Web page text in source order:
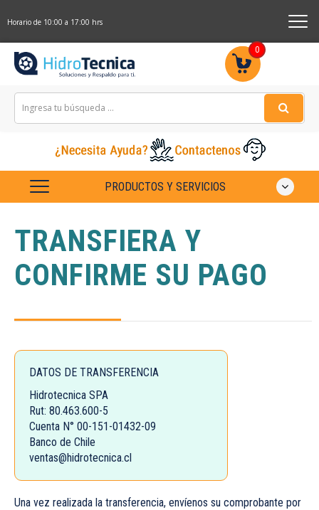
Horario de 10:00 a 17:00 hrs
0
PRODUCTOS Y SERVICIOS
TRANSFIERA Y
CONFIRME SU PAGO
DATOS DE TRANSFERENCIA
Hidrotecnica SPA
Rut: 80.463.600-5
Cuenta N° 00-151-01432-09
Banco de Chile
ventas@hidrotecnica.cl
Una vez realizada la transferencia, envíenos su comprobante por